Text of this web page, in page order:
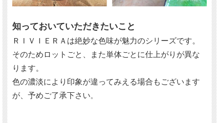
知っておいていただきたいこと
ＲＩＶＩＥＲＡは絶妙な色味が魅力のシリーズです。
そのためロットごと、また単体ごとに仕上がりが異な
ります。
色の濃淡により印象が違ってみえる場合もございます
が、予めご了承下さい。